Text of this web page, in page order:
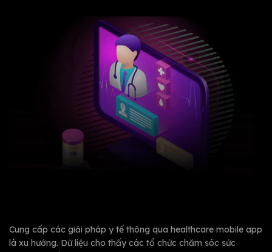
Cung cấp các giải pháp y tế thông qua healthcare mobile app
là xu hướng. Dữ liệu cho thấy các tổ chức chăm sóc sức